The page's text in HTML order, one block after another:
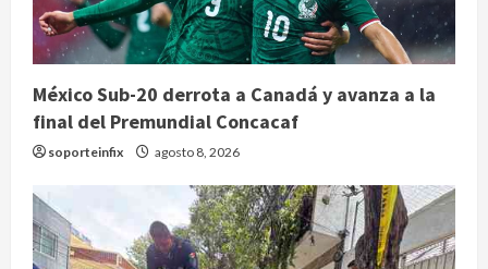
México Sub-20 derrota a Canadá y avanza a la
final del Premundial Concacaf
soporteinfix agosto 8, 2026